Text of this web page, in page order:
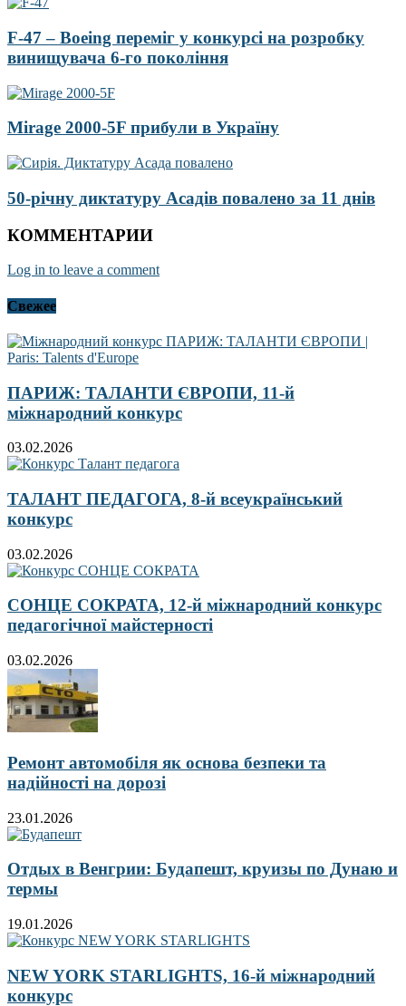
F-47 – Boeing переміг у конкурсі на розробку
винищувача 6-го покоління
Mirage 2000-5F прибули в Україну
50-річну диктатуру Асадів повалено за 11 днів
КОММЕНТАРИИ
Log in to leave a comment
Свежее
ПАРИЖ: ТАЛАНТИ ЄВРОПИ, 11-й
міжнародний конкурс
03.02.2026
ТАЛАНТ ПЕДАГОГА, 8-й всеукраїнський
конкурс
03.02.2026
СОНЦЕ СОКРАТА, 12-й міжнародний конкурс
педагогічної майстерності
03.02.2026
Ремонт автомобіля як основа безпеки та
надійності на дорозі
23.01.2026
Отдых в Венгрии: Будапешт, круизы по Дунаю и
термы
19.01.2026
NEW YORK STARLIGHTS, 16-й міжнародний
конкурс